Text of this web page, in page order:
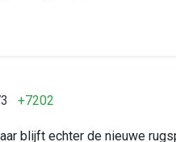
+7202
blijft echter de nieuwe